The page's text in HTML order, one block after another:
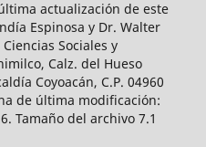
actualización de este
Espinosa y Dr. Walter
Sociales y
Calz. del Hueso
Coyoacán, C.P. 04960
de última modificación:
Tamaño del archivo 7.1